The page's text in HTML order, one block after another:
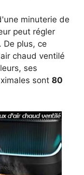
minuterie de
peut régler
De plus, ce
chaud ventilé
ses
sont 80